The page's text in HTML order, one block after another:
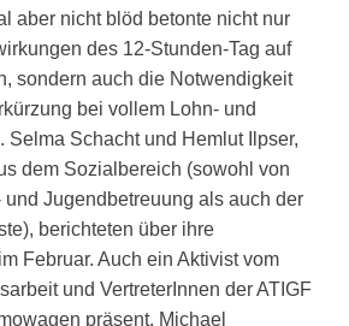
aber nicht blöd betonte nicht nur
des 12-Stunden-Tag auf
sondern auch die Notwendigkeit
bei vollem Lohn- und
Selma Schacht und Hemlut Ilpser,
dem Sozialbereich (sowohl von
Jugendbetreuung als auch der
berichteten über ihre
Februar. Auch ein Aktivist vom
und VertreterInnen der ATIGF
präsent. Michael